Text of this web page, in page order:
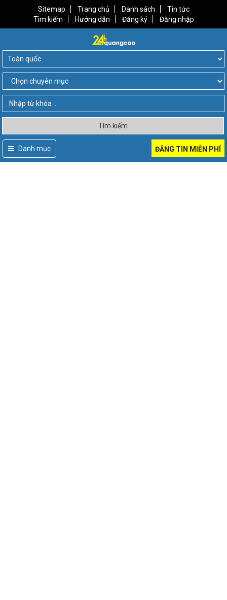
Sitemap Trang chủ Danh sách
Tin tức
Tìm kiếm
Hướng dẫn Đăng ký Đăng nhập
Tìm kiếm
Danh mục ĐĂNG TIN MIỄN PHÍ